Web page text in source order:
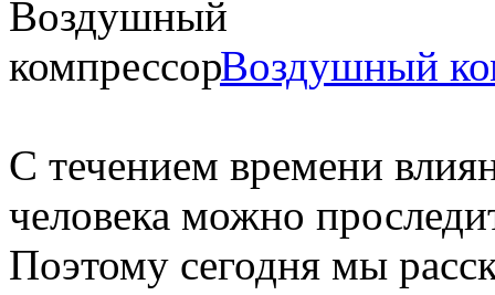
Воздушный
С течением времени
человека можно
Поэтому сегодня мы